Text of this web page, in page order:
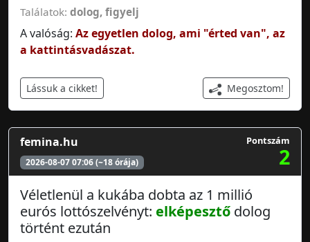
Találatok: dolog, figyelj
A valóság: Az egyetlen dolog, ami "érted van", az
a kattintásvadászat.
Lássuk a cikket! Megosztom!
femina.hu
2026-08-07 07:06 (~18 órája)
Pontszám
2
Véletlenül a kukába dobta az 1 millió
eurós lottószelvényt: elképesztő dolog
történt ezután